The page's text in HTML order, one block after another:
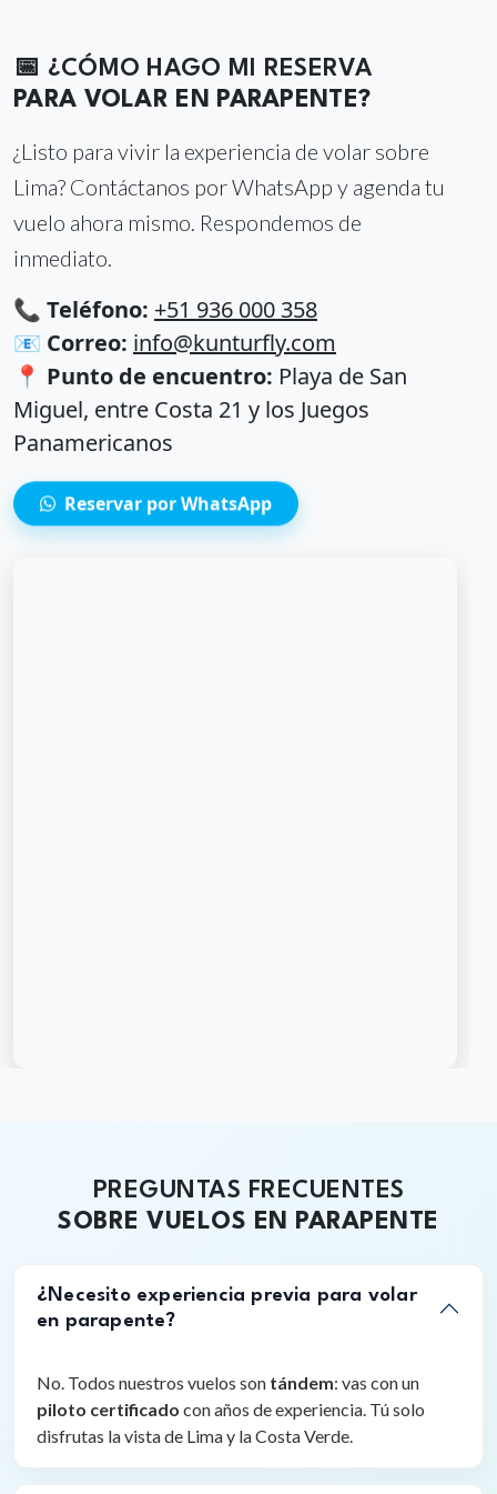
📅 ¿CÓMO HAGO MI RESERVA
PARA VOLAR EN PARAPENTE?
¿Listo para vivir la experiencia de volar sobre
vuelo ahora mismo. Respondemos de
inmediato.
📞 Teléfono: +51 936 000 358
📧 Correo:info@kunturfly.com
📍 Punto de encuentro:Playa de San
Miguel, entre Costa 21 y los Juegos
Panamericanos
PREGUNTAS FRECUENTES
SOBRE VUELOS EN PARAPENTE
¿Necesito experiencia previa para volar
en parapente?
No. Todos nuestros vuelos sontándem: vas con un